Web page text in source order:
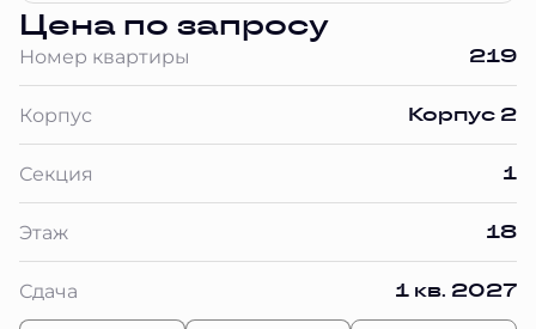
Цена по запросу
Номер квартиры 219
Корпус Корпус 2
Секция 1
Этаж 18
Сдача 1 кв. 2027